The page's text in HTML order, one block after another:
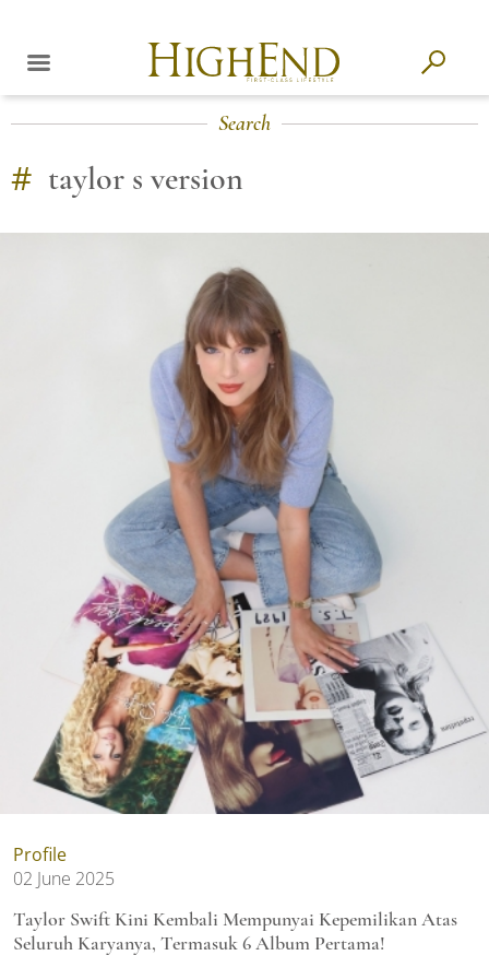
Search
# taylor s version
Profile
02 June 2025
Taylor Swift Kini Kembali Mempunyai Kepemilikan Atas
Seluruh Karyanya, Termasuk 6 Album Pertama!